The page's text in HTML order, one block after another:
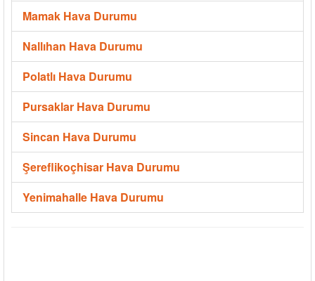
Mamak Hava Durumu
Nallıhan Hava Durumu
Polatlı Hava Durumu
Pursaklar Hava Durumu
Sincan Hava Durumu
Şereflikoçhisar Hava Durumu
Yenimahalle Hava Durumu